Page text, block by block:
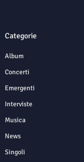
Categorie
Album
Concerti
Emergenti
Interviste
Musica
News
Singoli